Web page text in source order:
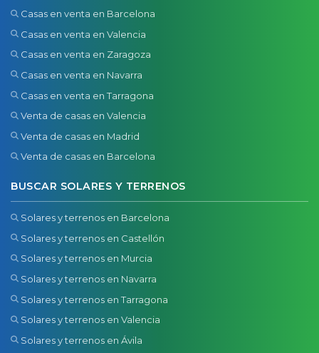
Casas en venta en Barcelona
Casas en venta en Valencia
Casas en venta en Zaragoza
Casas en venta en Navarra
Casas en venta en Tarragona
Venta de casas en Valencia
Venta de casas en Madrid
Venta de casas en Barcelona
BUSCAR SOLARES Y TERRENOS
Solares y terrenos en Barcelona
Solares y terrenos en Castellón
Solares y terrenos en Murcia
Solares y terrenos en Navarra
Solares y terrenos en Tarragona
Solares y terrenos en Valencia
Solares y terrenos en Ávila